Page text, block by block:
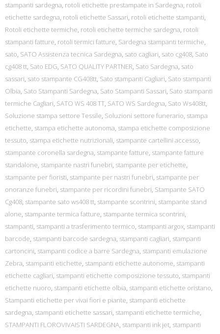
stampanti sardegna, rotoli etichette prestampate in Sardegna, rotoli
etichette sardegna, rotoli etichette Sassari, rotoli etichette stampanti,
Rotoli etichette termiche, rotoli etichette termiche sardegna, rotoli
stampanti fatture, rotoli termici fatture, Sardegna stampanti termiche,
sato, SATO Assistenza tecnica Sardegna, sato cagliari, sato cg408, Sato
cg408 tt, Sato EDG, SATO QUALITY PARTNER, Sato Sardegna, sato
sassari, sato stampante CG408tt, Sato stampanti Cagliari, Sato stampanti
Olbia, Sato Stampanti Sardegna, Sato Stampanti Sassari, Sato stampanti
termiche Cagliari, SATO WS 408 TT, SATO WS Sardegna, Sato Ws408tt,
Soluzione stampa settore Tessile, Soluzioni settore funerario, stampa
etichette, stampa etichette autonoma, stampa etichette composizione
tessuto, stampa etichette nutrizionali, stampante cartellini accesso,
stampante coronella sardegna, stampante fatture, stampante fatture
standalone, stampante nastri funebri, stampante per etichette,
stampante per fioristi, stampante per nastri funebri, stampante per
onoranze funebri, stampante per ricordini funebri, Stampante SATO
Cg408, stampante sato ws408 tt, stampante scontrini, stampante stand
alone, stampante termica fatture, stampante termica scontrini,
stampanti, stampanti a trasferimento termico, stampanti argox, stampanti
barcode, stampanti barcode sardegna, stampanti cagliari, stampanti
cartoncini, stampanti codice a barre Sardegna, stampanti emulazione
Zebra, stampanti etichette, stampanti etichette autonome, stampanti
etichette cagliari, stampanti etichette composizione tessuto, stampanti
etichette nuoro, stampanti etichette olbia, stampanti etichette oristano,
Stampanti etichette per vivai fiori e piante, stampanti etichette
sardegna, stampanti etichette sassari, stampanti etichette termiche,
STAMPANTI FLOROVIVAISTI SARDEGNA, stampanti ink jet, stampanti